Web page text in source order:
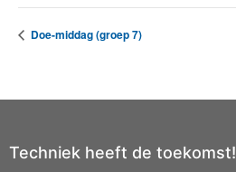
Doe-middag (groep 7)
Techniek heeft de toekomst!